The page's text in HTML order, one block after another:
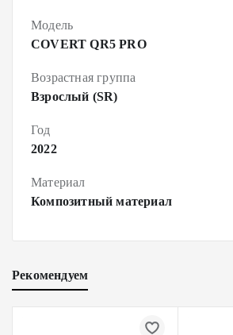
Модель
COVERT QR5 PRO
Возрастная группа
Взрослый (SR)
Год
2022
Материал
Композитный материал
Рекомендуем